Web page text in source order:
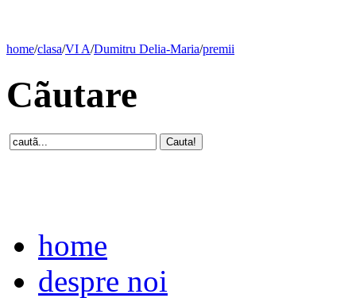
home/clasa/VI A/Dumitru Delia-Maria/premii
Cãutare
home
despre noi